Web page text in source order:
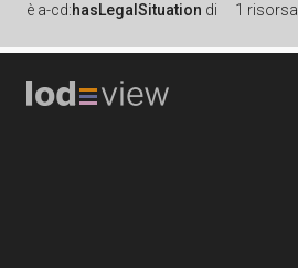
è a-cd:hasLegalSituation di 1 risorsa